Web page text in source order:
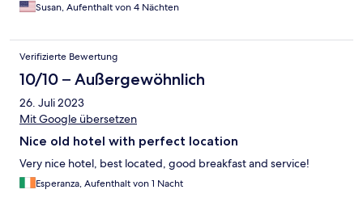
Susan, Aufenthalt von 4 Nächten
Verifizierte Bewertung
10/10 – Außergewöhnlich
26. Juli 2023
Mit Google übersetzen
Nice old hotel with perfect location
Very nice hotel, best located, good breakfast and service!
Esperanza, Aufenthalt von 1 Nacht